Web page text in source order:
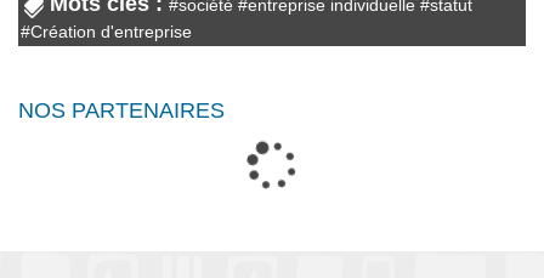
#société #entreprise individuelle #statut
#Création d'entreprise
NOS PARTENAIRES